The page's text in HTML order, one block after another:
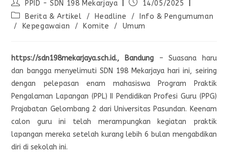
PPID - SDN 198 Mekarjaya
14/05/2025
Berita & Artikel
/ Headline /
Info & Pengumuman
/
Kepegawaian / Komite / Umum
https://sdn198mekarjaya.sch.id., Bandung– Suasana haru
dan bangga menyelimuti SDN 198 Mekarjaya hari ini, seiring
dengan pelepasan enam mahasiswa Program Praktik
Pengalaman Lapangan (PPL) II Pendidikan Profesi Guru (PPG)
Prajabatan Gelombang 2 dari Universitas Pasundan. Keenam
calon guru ini telah merampungkan kegiatan praktik
lapangan mereka setelah kurang lebih 6 bulan mengabdikan
diri di sekolah ini.